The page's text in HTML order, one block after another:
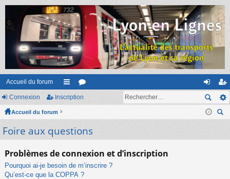
Accueil du forum
ac
ur
s
or
m
on
ne
ns
cri
Connexion Inscription
Accueil du forum
Foire aux questions
Problèmes de connexion et d’inscription
Pourquoi ai-je besoin de m’inscrire ?
Qu’est-ce que la COPPA ?